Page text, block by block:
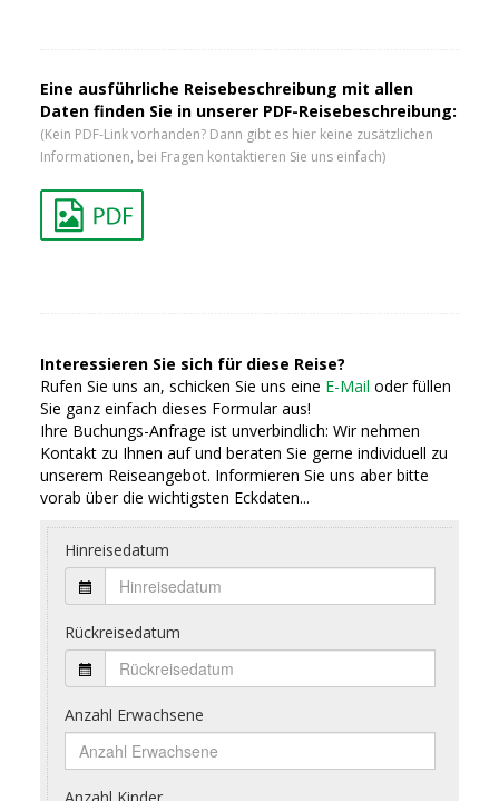
Eine ausführliche Reisebeschreibung mit allen
Daten finden Sie in unserer PDF-Reisebeschreibung:
(Kein PDF-Link vorhanden? Dann gibt es hier keine zusätzlichen
Informationen, bei Fragen kontaktieren Sie uns einfach)
Interessieren Sie sich für diese Reise?
Rufen Sie uns an, schicken Sie uns eine E-Mail oder füllen
Sie ganz einfach dieses Formular aus!
Ihre Buchungs-Anfrage ist unverbindlich: Wir nehmen
Kontakt zu Ihnen auf und beraten Sie gerne individuell zu
unserem Reiseangebot. Informieren Sie uns aber bitte
vorab über die wichtigsten Eckdaten...